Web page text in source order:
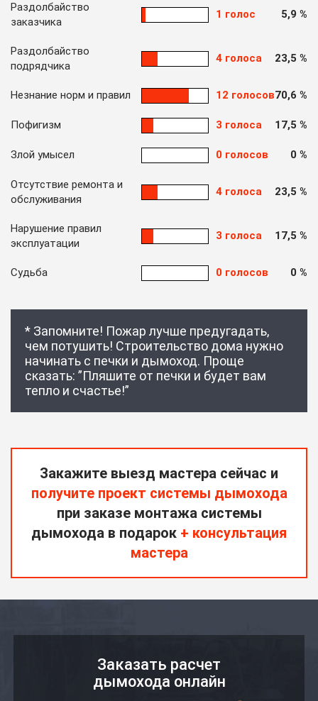
Раздолбайство
заказчика
1 голос 5,9 %
Раздолбайство
подрядчика
4 голоса 23,5 %
Незнание норм и правил 12 голосов70,6 %
Пофигизм 3 голоса 17,5 %
Злой умысел 0 голосов 0 %
Отсутствие ремонта и
обслуживания
4 голоса 23,5 %
Нарушение правил
эксплуатации
3 голоса 17,5 %
Судьба 0 голосов 0 %
* Запомните! Пожар лучше предугадать,
чем потушить! Строительство дома нужно
начинать с печки и дымоход. Проще
сказать: ”Пляшите от печки и будет вам
тепло и счастье!”
Закажите выезд мастера сейчас и
получите проект системы дымохода
при заказе монтажа системы
дымохода в подарок + консультация
мастера
Заказать расчет
дымохода онлайн